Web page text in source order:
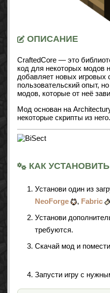
ОПИСАНИЕ
CraftedCore — это
код для некоторых модов
добавляет новых игровых
пользовательский опыт,
модов, которые от неё
Мод основан на
некоторые скрипты из него.
КАК
Установи один из
NeoForge
, Fabric
Установи
требуются.
Скачай мод и
Запусти игру с